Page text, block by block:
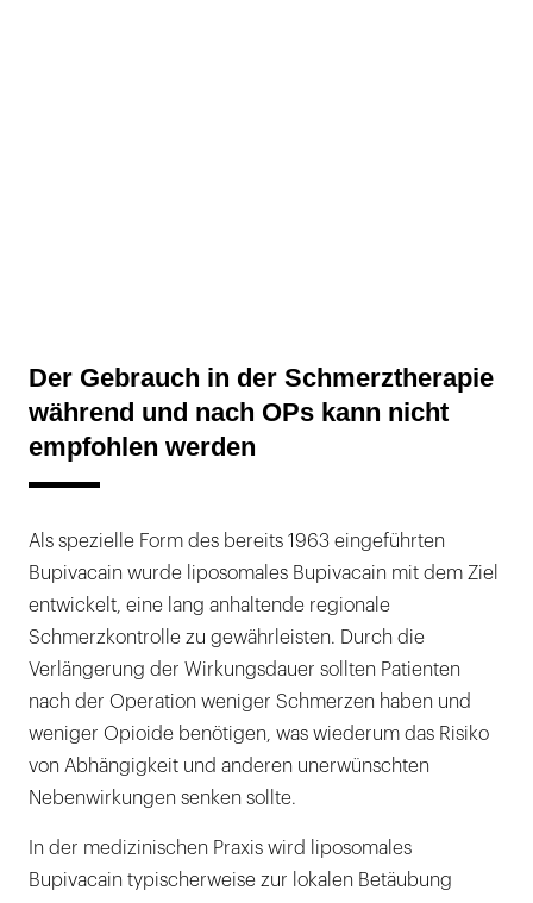
Der Gebrauch in der Schmerztherapie
während und nach OPs kann nicht
empfohlen werden
Als spezielle Form des bereits 1963 eingeführten
Bupivacain wurde liposomales Bupivacain mit dem Ziel
entwickelt, eine lang anhaltende regionale
Schmerzkontrolle zu gewährleisten. Durch die
Verlängerung der Wirkungsdauer sollten Patienten
nach der Operation weniger Schmerzen haben und
weniger Opioide benötigen, was wiederum das Risiko
von Abhängigkeit und anderen unerwünschten
Nebenwirkungen senken sollte.
In der medizinischen Praxis wird liposomales
Bupivacain typischerweise zur lokalen Betäubung